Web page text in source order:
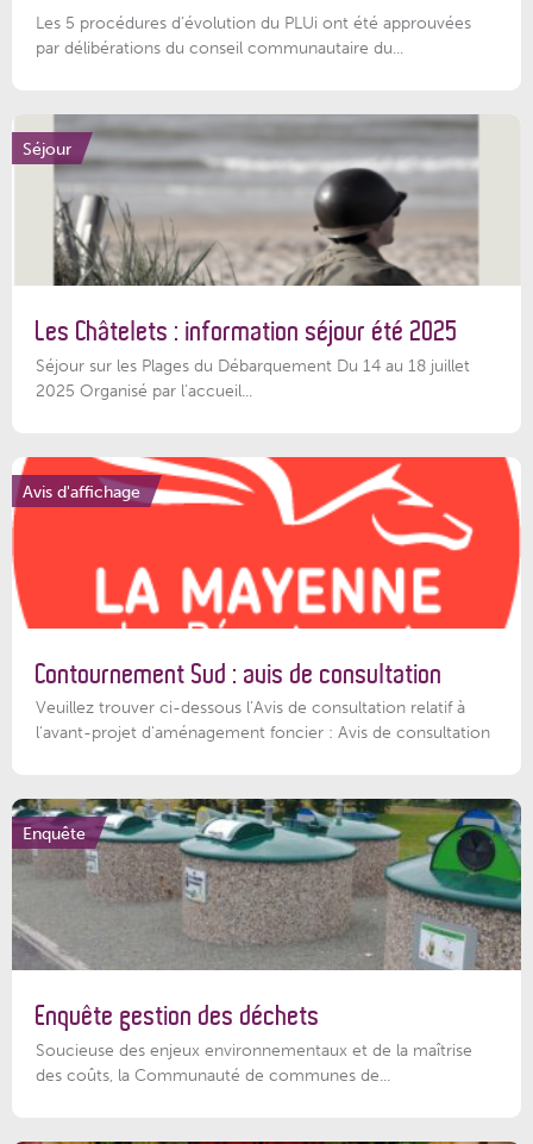
Les 5 procédures d’évolution du PLUi ont été approuvées
par délibérations du conseil communautaire du...
Séjour
Les Châtelets : information séjour été 2025
Séjour sur les Plages du Débarquement Du 14 au 18 juillet
2025 Organisé par l’accueil...
Avis d'affichage
Contournement Sud : avis de consultation
Veuillez trouver ci-dessous l’Avis de consultation relatif à
l'avant-projet d'aménagement foncier : Avis de consultation
Enquête
Enquête gestion des déchets
Soucieuse des enjeux environnementaux et de la maîtrise
des coûts, la Communauté de communes de...